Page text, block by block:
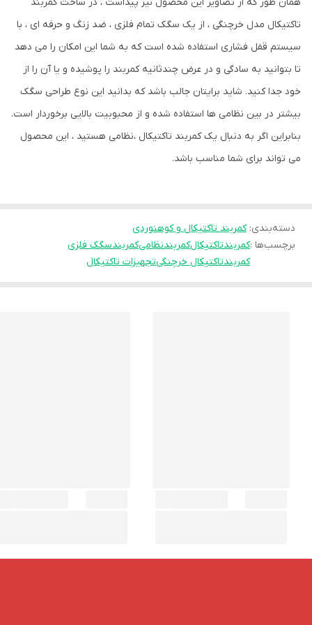
تاکتیکال مدل خرچنگی ، از یک سگک تمام فلزی ، ضد زنگ و حرفه ای ، با
سیستم قفل فشاری استفاده شده است که به شما این امکان را می دهد
تا بتوانید به سادگی و در عرض چندثانیه کمربند را پوشیده و یا آن را از
خود جدا کنید. شاید برایتان جالب باشد که بدانید این نوع طراحی سگک
بیشتر در بین نظامی ها استفاده شده و از محبوبیت بالایی برخوردار است.
بنابراین اگر به دنبال یک کمربند تاکتیکال ،نظامی هستید ، این محصول
می تواند برای شما مناسب باشد.
دسته‌بندی:کمربند تاکتیکال و کوهنوردی
برچسب‌ها :کمربندتاکتیکالکمربندنظامیکمربندسگک فلزی
کمربندتاکتیکال خرچنگیتجهیزات تاکتیکال